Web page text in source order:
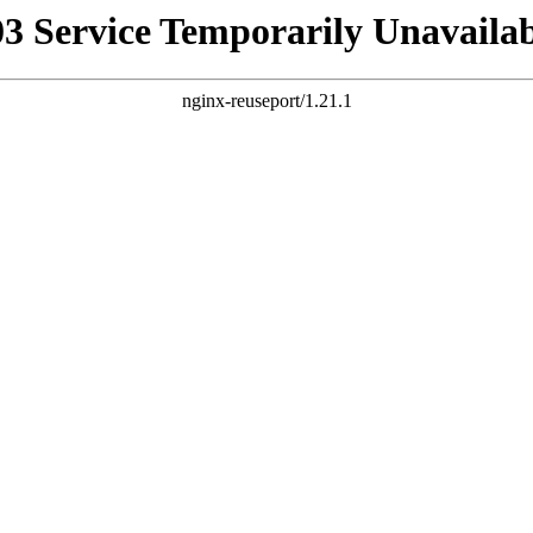
Service Temporarily
nginx-reuseport/1.21.1